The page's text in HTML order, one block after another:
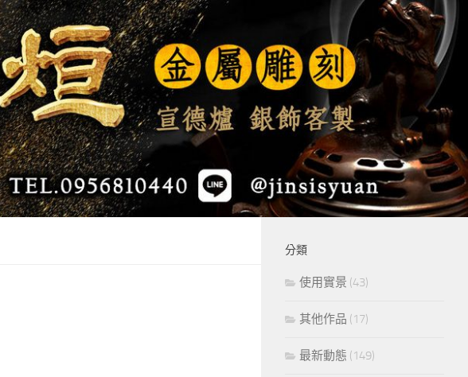
分類
使用實景 (43)
其他作品 (17)
最新動態 (149)